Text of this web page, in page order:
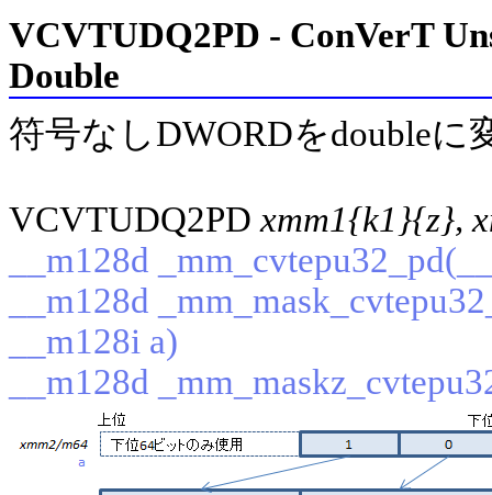
VCVTUDQ2PD - ConVerT
Double
符号なしDWORDをdoubleに
VCVTUDQ2PDxmm1{k1}{z},
__m128d
__m128d
__m128i a)
__m128d